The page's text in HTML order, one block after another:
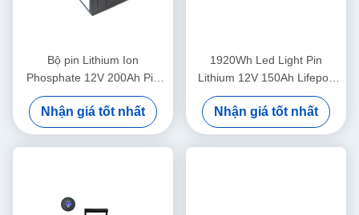
Bộ pin Lithium Ion
Phosphate 12V 200Ah Pin
Led Light Motorhome House
Pin
Nhận giá tốt nhất
1920Wh Led Light Pin
Lithium 12V 150Ah Lifepo4
Pin chu kỳ sâu
Nhận giá tốt nhất